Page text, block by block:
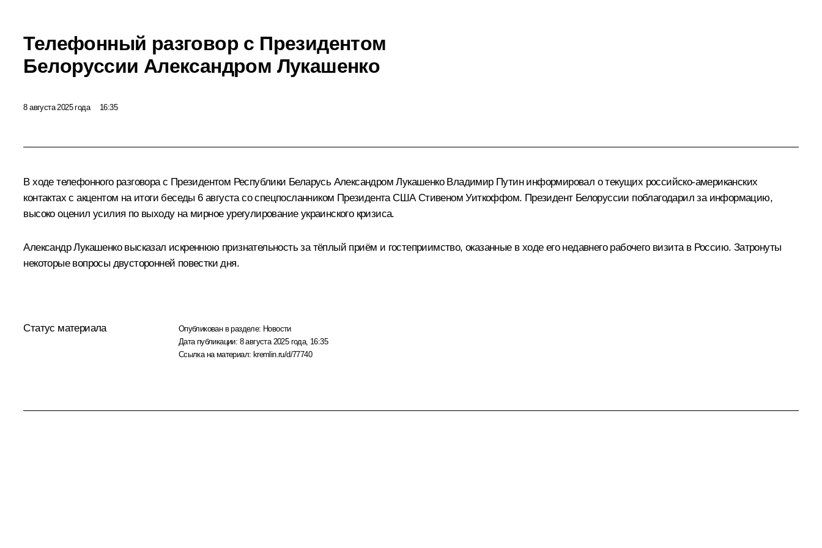
Телефонный разговор с Президентом
Белоруссии Александром Лукашенко
8 августа 2025 года 16:35
В ходе телефонного разговора с Президентом Республики Беларусь Александром ЛукашенкоВладимир Путин информировал о текущих российско-американских
контактах с акцентом на итоги беседы 6 августа со спецпосланником Президента США Стивеном Уиткоффом. Президент Белоруссии поблагодарил за информацию,
высоко оценил усилия по выходу на мирное урегулирование украинского кризиса.
Александр Лукашенко высказал искреннюю признательность за тёплый приём и гостеприимство, оказанные в ходе его недавнего рабочего визитав Россию. Затронуты
некоторые вопросы двусторонней повестки дня.
Статус материала Опубликован в разделе: Новости
Дата публикации: 8 августа 2025 года, 16:35
Ссылка на материал: kremlin.ru/d/77740